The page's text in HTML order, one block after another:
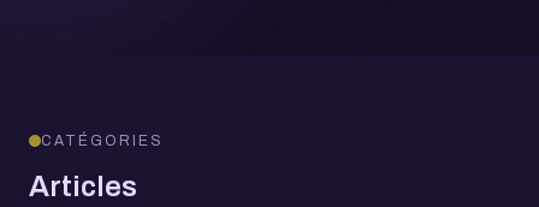
CATÉGORIES
Articles